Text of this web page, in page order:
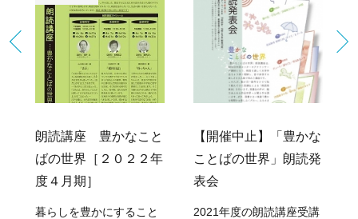
朗読講座 豊かなこと
ばの世界［２０２２年
度４月期］
暮らしを豊かにすること
【開催中止】「豊かな
ことばの世界」朗読発
表会
2021年度の朗読講座受講